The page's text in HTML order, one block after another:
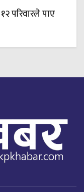
परिवारले पाए